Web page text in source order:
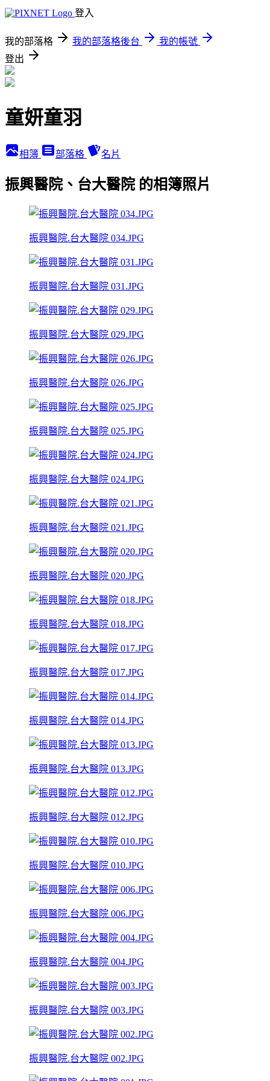
登入
我的部落格 我的部落格後台
我的帳號
登出
童妍童羽
相簿 部落格 名片
振興醫院、台大醫院 的相簿照片
振興醫院.台大醫院 034.JPG
振興醫院.台大醫院 031.JPG
振興醫院.台大醫院 029.JPG
振興醫院.台大醫院 026.JPG
振興醫院.台大醫院 025.JPG
振興醫院.台大醫院 024.JPG
振興醫院.台大醫院 021.JPG
振興醫院.台大醫院 020.JPG
振興醫院.台大醫院 018.JPG
振興醫院.台大醫院 017.JPG
振興醫院.台大醫院 014.JPG
振興醫院.台大醫院 013.JPG
振興醫院.台大醫院 012.JPG
振興醫院.台大醫院 010.JPG
振興醫院.台大醫院 006.JPG
振興醫院.台大醫院 004.JPG
振興醫院.台大醫院 003.JPG
振興醫院.台大醫院 002.JPG